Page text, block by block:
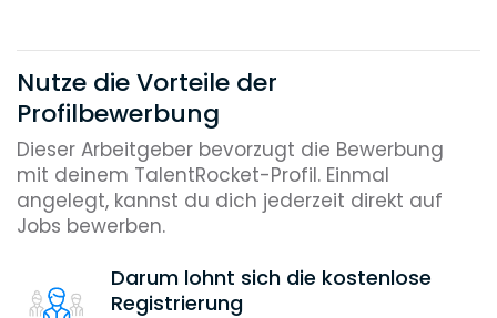
Nutze die Vorteile der
Profilbewerbung
Dieser Arbeitgeber bevorzugt die Bewerbung
mit deinem TalentRocket-Profil. Einmal
angelegt, kannst du dich jederzeit direkt auf
Jobs bewerben.
Darum lohnt sich die kostenlose
Registrierung